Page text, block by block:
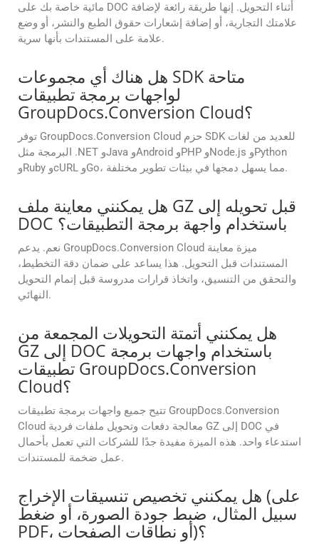
مائية خاصة بك على DOC أثناء التحويل. إنها طريقة رائعة لإضافة
علامتك التجارية، أو إضافة إشعارات حقوق الطبع والنشر، أو وضع
علامة على المستندات بأنها سرية.
هل هناك أي مجموعات SDK متاحة
لواجهات برمجة تطبيقات
GroupDocs.Conversion Cloud؟
توفر GroupDocs.Conversion Cloud حزم SDK للعديد من لغات
البرمجة مثل .NET وJava وAndroid وPHP وNode.js وPython
وRuby وcURL وGo، مما يسهل دمجها في بيئات تطوير مختلفة.
هل يمكنني معاينة ملف GZ قبل تحويله إلى
DOC باستخدام واجهة برمجة التطبيقات؟
نعم. يدعم GroupDocs.Conversion Cloud ميزة معاينة
المستندات قبل التحويل. هذا يساعد على ضمان دقة التخطيط،
والتحقق من التنسيق، واتخاذ قرارات مدروسة قبل إتمام التحويل
النهائي.
هل يمكنني أتمتة التحويلات المجمعة من
GZ إلى DOC باستخدام واجهات برمجة
تطبيقات GroupDocs.Conversion
Cloud؟
تتيح جميع واجهات برمجة تطبيقات GroupDocs.Conversion
Cloud معالجة دفعات وتحويل ملفات فردية GZ إلى DOC في
استدعاء واحد. هذه الميزة مفيدة جدًا للشركات التي تعمل بأحمال
عمل ضخمة للمستندات.
هل يمكنني تخصيص تنسيقات الإخراج (على
سبيل المثال، ضبط جودة الصورة، أو ضغط
PDF، أو نطاقات الصفحات)؟